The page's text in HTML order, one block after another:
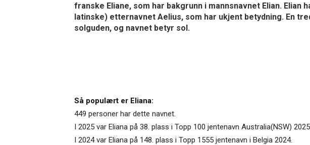
franske Eliane, som har bakgrunn i mannsnavnet Elian.
latinske) etternavnet Aelius, som har ukjent betydning. En
solguden, og navnet betyr sol.
Så populært er Eliana:
449 personer har dette navnet.
I 2025 var Eliana på 38. plass i Topp 100 jentenavn Australia(NSW) 2025.
I 2024 var Eliana på 148. plass i Topp 1555 jentenavn i Belgia 2024.